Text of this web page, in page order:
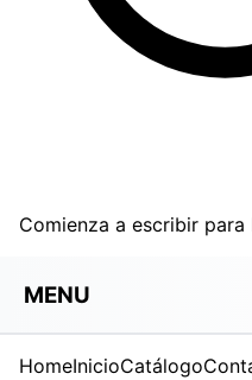
Comienza a escribir
MENU
HomeInicioCatálogo